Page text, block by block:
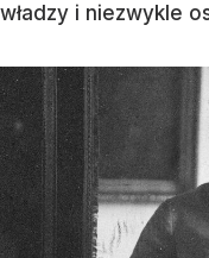
władzy i niezwykle